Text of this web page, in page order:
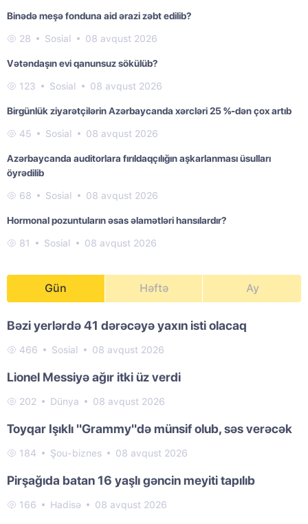
Binədə meşə fonduna aid ərazi zəbt edilib?
28 Sosial 08 avqust 2026
Vətəndaşın evi qanunsuz sökülüb?
123 Sosial 08 avqust 2026
Birgünlük ziyarətçilərin Azərbaycanda xərcləri 25 %-dən çox artıb
45 Sosial 08 avqust 2026
Azərbaycanda auditorlara fırıldaqçılığın aşkarlanması üsulları
öyrədilib
68 Sosial 08 avqust 2026
Hormonal pozuntuların əsas əlamətləri hansılardır?
81 Sosial 08 avqust 2026
Gün Həftə Ay
Bəzi yerlərdə 41 dərəcəyə yaxın isti olacaq
466 Sosial 08 avqust 2026
Lionel Messiyə ağır itki üz verdi
202 Dünya 08 avqust 2026
Toyqar Işıklı "Grammy"də münsif olub, səs verəcək
184 Şou-biznes 08 avqust 2026
Pirşağıda batan 16 yaşlı gəncin meyiti tapılıb
166 Hadisə 08 avqust 2026